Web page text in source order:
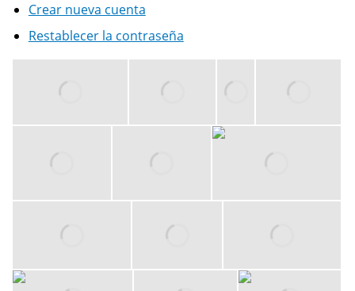
Crear nueva cuenta
Restablecer la contraseña